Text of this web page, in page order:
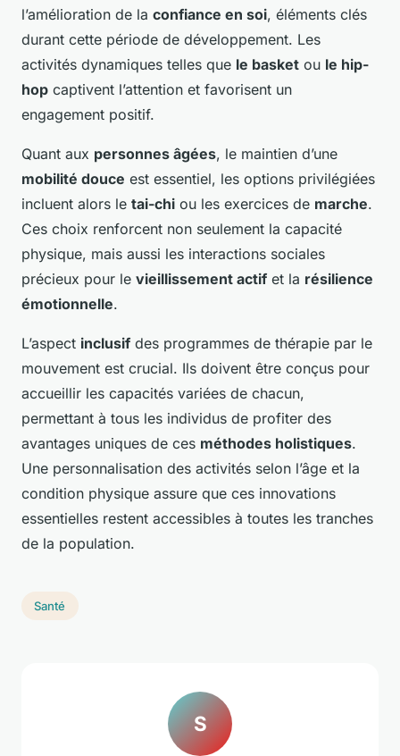
l’amélioration de la confiance en soi, éléments clés
durant cette période de développement. Les
activités dynamiques telles que le basket ou le hip-
hop captivent l’attention et favorisent un
engagement positif.
Quant aux personnes âgées, le maintien d’une
mobilité douce est essentiel, les options privilégiées
incluent alors le tai-chi ou les exercices de marche.
Ces choix renforcent non seulement la capacité
physique, mais aussi les interactions sociales
précieux pour le vieillissement actif et la résilience
émotionnelle.
L’aspect inclusif des programmes de thérapie par le
mouvement est crucial. Ils doivent être conçus pour
accueillir les capacités variées de chacun,
permettant à tous les individus de profiter des
avantages uniques de ces méthodes holistiques.
Une personnalisation des activités selon l’âge et la
condition physique assure que ces innovations
essentielles restent accessibles à toutes les tranches
de la population.
Santé
S